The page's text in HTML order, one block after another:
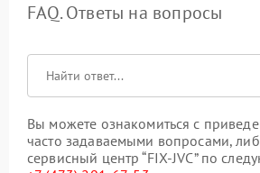
FAQ. Ответы на вопросы
Вы можете ознакомиться с
часто задаваемыми вопросами,
сервисный центр “FIX-JVC” по